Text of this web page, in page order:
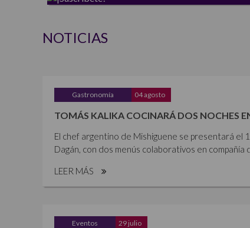
NOTICIAS
Gastronomía 04 agosto
TOMÁS KALIKA COCINARÁ DOS NOCHES
El chef argentino de Mishiguene se presentará el
Dagán, con dos menús colaborativos en compañía
LEER MÁS
Eventos 29 julio